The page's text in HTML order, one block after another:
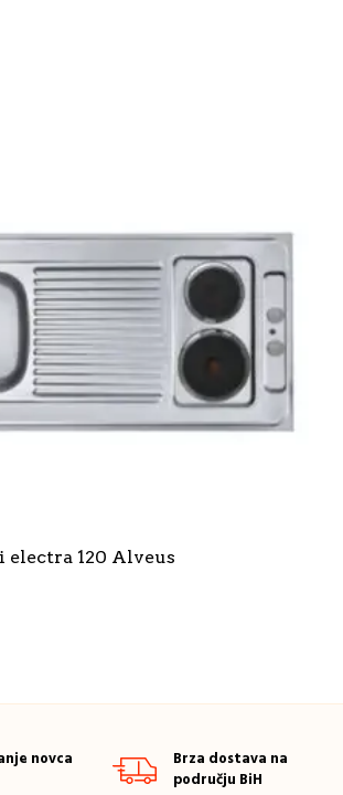
electra 120 Alveus
novca
Brza dostava na
području BiH